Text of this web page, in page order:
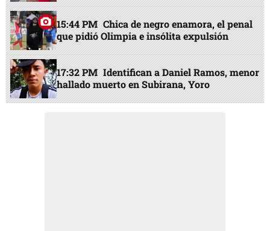
15:44 PM Chica de negro enamora, el penal
que pidió Olimpia e insólita expulsión
17:32 PM Identifican a Daniel Ramos, menor
hallado muerto en Subirana, Yoro